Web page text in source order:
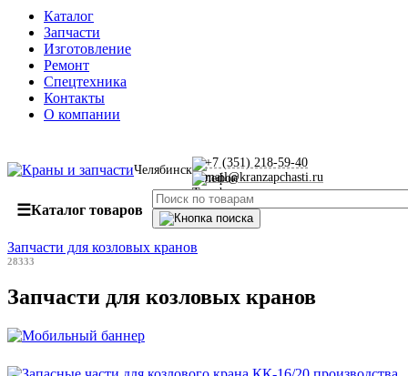
Каталог
Запчасти
Изготовление
Ремонт
Спецтехника
Контакты
О компании
Челябинск
+7 (351) 218-59-40
mail@kranzapchasti.ru
☰Каталог товаров
Запчасти для козловых кранов
28333
Запчасти для козловых кранов